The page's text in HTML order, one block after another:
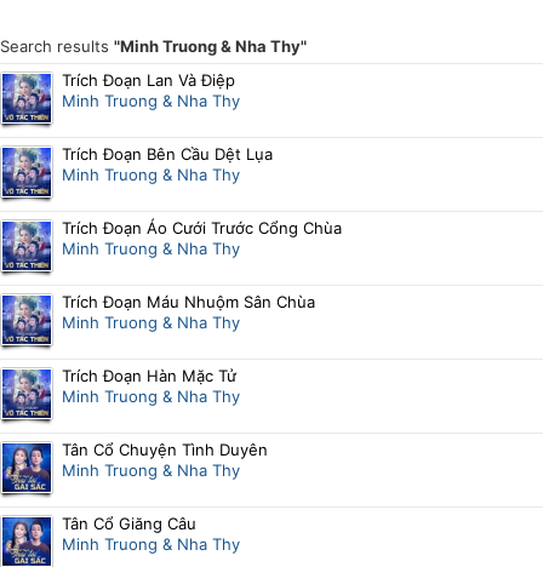
Search results "Minh Truong & Nha Thy"
Trích Đoạn Lan Và Điệp
Minh Truong & Nha Thy
Trích Đoạn Bên Cầu Dệt Lụa
Minh Truong & Nha Thy
Trích Đoạn Áo Cưới Trước Cổng Chùa
Minh Truong & Nha Thy
Trích Đoạn Máu Nhuộm Sân Chùa
Minh Truong & Nha Thy
Trích Đoạn Hàn Mặc Tử
Minh Truong & Nha Thy
Tân Cổ Chuyện Tình Duyên
Minh Truong & Nha Thy
Tân Cổ Giăng Câu
Minh Truong & Nha Thy